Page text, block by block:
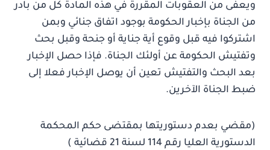
ويعفى من العقوبات المقررة في هذه المادة كل من بادر
من الجناة بإخبار الحكومة بوجود اتفاق جنائي وبمن
اشتركوا فيه قبل وقوع أية جناية أو جنحة وقبل بحث
وتفتيش الحكومة عن أولئك الجناة. فإذا حصل الإخبار
بعد البحث والتفتيش تعين أن يوصل الإخبار فعلا إلى
ضبط الجناة الآخرين.
(مقضي بعدم دستوريتها بمقتضى حكم المحكمة
الدستورية العليا رقم 114 لسنة 21 قضائية )